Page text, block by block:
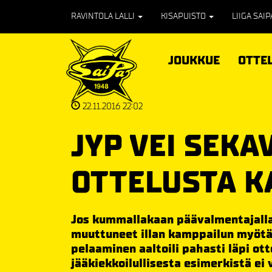
RAVINTOLA LALLI KISAPUISTO LIIGA
JOUKKUE
22.11.2016 22:02
JYP VEI
OTTELUSTA
Jos kummallakaan
muuttuneet illan kamppailun
pelaaminen aaltoili pahasti läpi
jääkiekkoilullisesta esimerkistä ei